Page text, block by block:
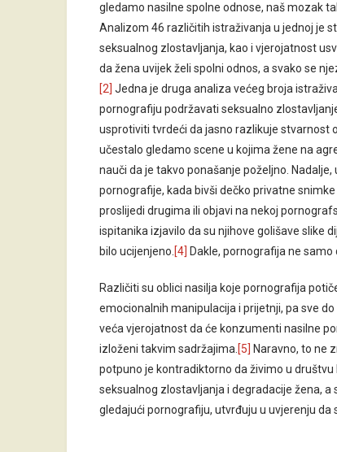
gledamo nasilne spolne odnose, naš mozak
Analizom 46 različitih istraživanja u jednoj je
seksualnog zlostavljanja, kao i vjerojatnost
da žena uvijek želi spolni odnos, a svako se
[2] Jedna je druga analiza većeg broja
pornografiju podržavati seksualno
usprotiviti tvrdeći da jasno razlikuje stvarnost
učestalo gledamo scene u kojima žene na
nauči da je takvo ponašanje poželjno.
pornografije, kada bivši dečko privatne
proslijedi drugima ili objavi na nekoj
ispitanika izjavilo da su njihove golišave slike
bilo ucijenjeno. [4] Dakle, pornografija ne
Različiti su oblici nasilja koje pornografija
emocionalnih manipulacija i prijetnji, pa sve
veća vjerojatnost da će konzumenti nasilne
izloženi takvim sadržajima. [5] Naravno, to ne
potpuno je kontradiktorno da živimo u
seksualnog zlostavljanja i degradacije žena,
gledajući pornografiju, utvrđuju u uvjerenju da